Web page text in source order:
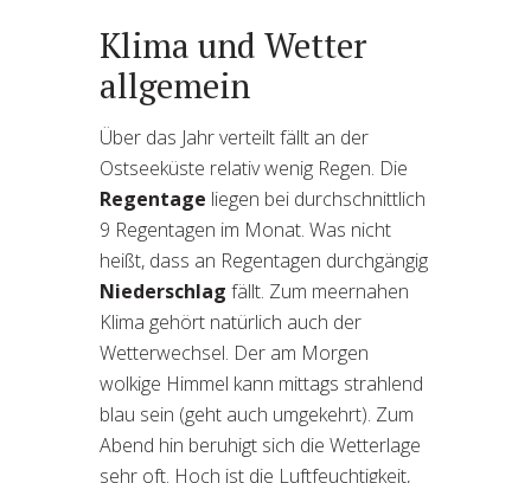
Klima und Wetter
allgemein
Über das Jahr verteilt fällt an der
Ostseeküste relativ wenig Regen. Die
Regentage liegen bei durchschnittlich
9 Regentagen im Monat. Was nicht
heißt, dass an Regentagen durchgängig
Niederschlag fällt. Zum meernahen
Klima gehört natürlich auch der
Wetterwechsel. Der am Morgen
wolkige Himmel kann mittags strahlend
blau sein (geht auch umgekehrt). Zum
Abend hin beruhigt sich die Wetterlage
sehr oft. Hoch ist die Luftfeuchtigkeit,